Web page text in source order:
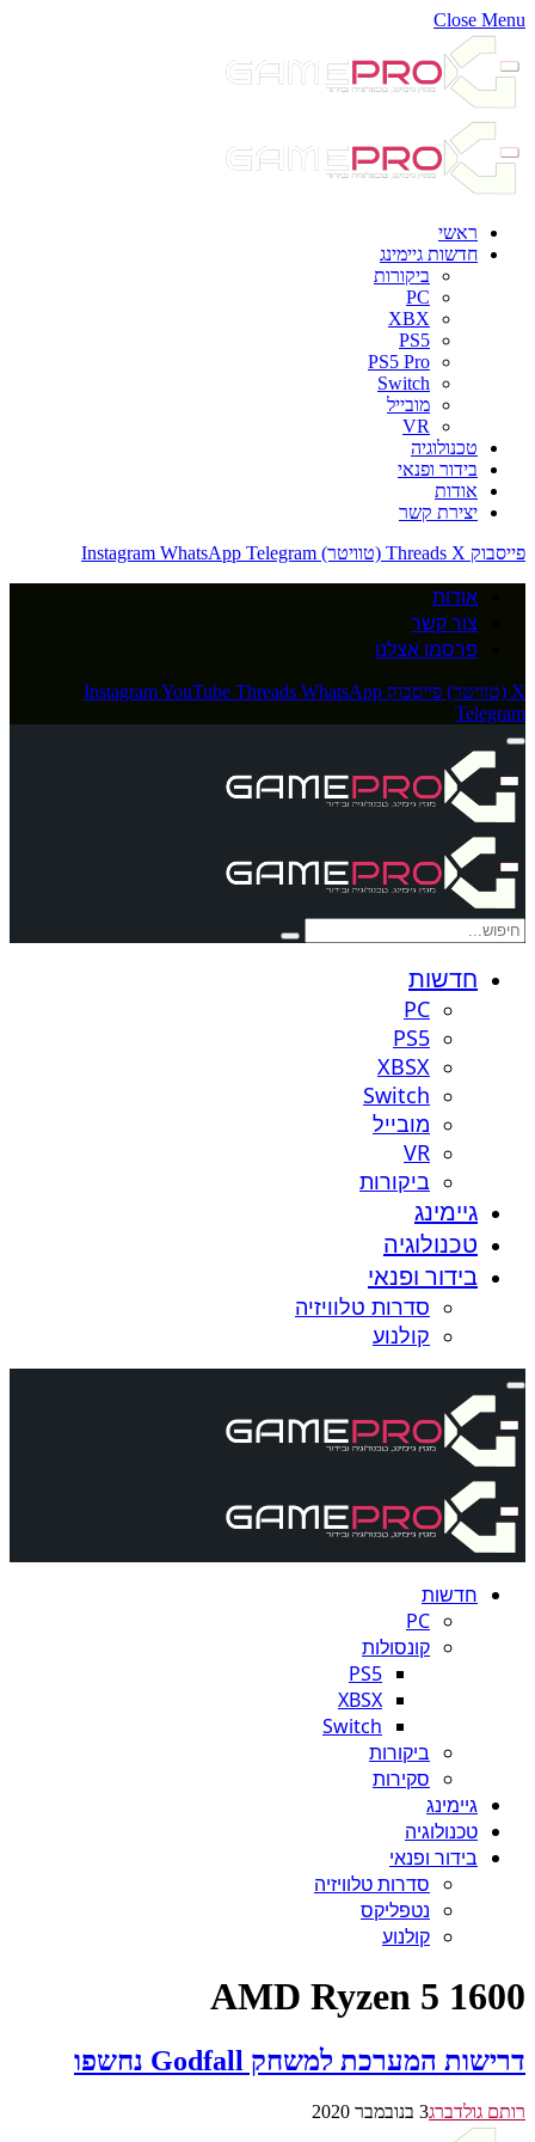
Close Menu
ראשי
חדשות גיימינג
ביקורות
PC
XBX
PS5
PS5 Pro
Switch
מובייל
VR
טכנולוגיה
בידור ופנאי
אודות
יצירת קשר
פייסבוק
Threads X (טוויטר) Instagram WhatsApp Telegram
אודות
צור קשר
פרסמו אצלנו
X (טוויטר) פייסבוק InstagramYouTube Threads WhatsApp
Telegram
חדשות
PC
PS5
XBSX
Switch
מובייל
VR
ביקורות
גיימינג
טכנולוגיה
בידור ופנאי
סדרות טלוויזיה
קולנוע
חדשות
PC
קונסולות
PS5
XBSX
Switch
ביקורות
סקירות
גיימינג
טכנולוגיה
בידור ופנאי
סדרות טלוויזיה
נטפליקס
קולנוע
AMD Ryzen 5 1600
דרישות המערכת למשחק Godfall נחשפו
רותם גולדברג3 בנובמבר 2020